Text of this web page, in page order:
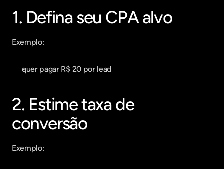
1. Defina seu CPA alvo
Exemplo:
quer pagar R$ 20 por lead
2. Estime taxa de
conversão
Exemplo: